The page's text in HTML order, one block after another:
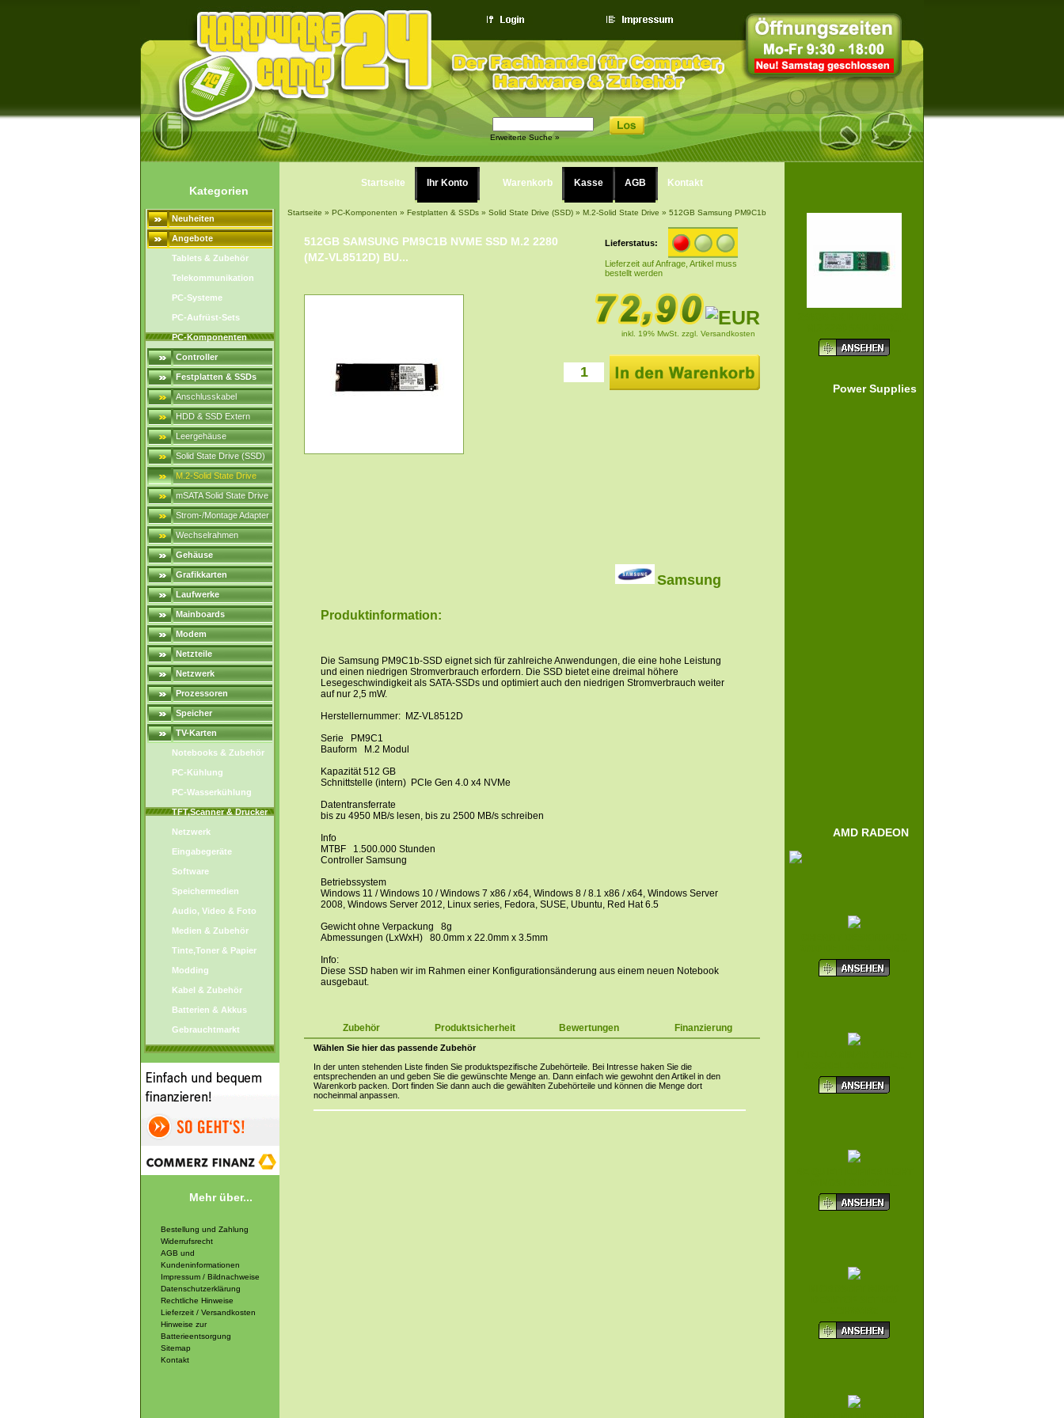
Erweiterte Suche »
Kategorien
Neuheiten
Angebote
Tablets & Zubehör
Telekommunikation
PC-Systeme
PC-Aufrüst-Sets
PC-Komponenten
Controller
Festplatten & SSDs
Anschlusskabel
HDD & SSD Extern
Leergehäuse
Solid State Drive (SSD)
M.2-Solid State Drive
mSATA Solid State Drive
Strom-/Montage Adapter
Wechselrahmen
Gehäuse
Grafikkarten
Laufwerke
Mainboards
Modem
Netzteile
Netzwerk
Prozessoren
Speicher
TV-Karten
Notebooks & Zubehör
PC-Kühlung
PC-Wasserkühlung
TFT,Scanner & Drucker
Netzwerk
Eingabegeräte
Software
Speichermedien
Audio, Video & Foto
Medien & Zubehör
Tinte,Toner & Papier
Modding
Kabel & Zubehör
Batterien & Akkus
Gebrauchtmarkt
Mehr über...
Bestellung und Zahlung
Widerrufsrecht
AGB und
Kundeninformationen
Impressum / Bildnachweise
Datenschutzerklärung
Rechtliche Hinweise
Lieferzeit / Versandkosten
Hinweise zur
Batterieentsorgung
Sitemap
Kontakt
Startseite Ihr Konto Warenkorb Kasse AGB Kontakt
Startseite » PC-Komponenten » Festplatten & SSDs » Solid State Drive (SSD) » M.2-Solid State Drive » 512GB Samsung PM9C1b
512GB SAMSUNG PM9C1B NVME SSD M.2 2280
(MZ-VL8512D) BU...
Lieferstatus:
Lieferzeit auf Anfrage, Artikel muss
bestellt werden
inkl. 19% MwSt. zzgl. Versandkosten
Samsung
Produktinformation:
Die Samsung PM9C1b-SSD eignet sich für zahlreiche Anwendungen, die eine hohe Leistung
und einen niedrigen Stromverbrauch erfordern. Die SSD bietet eine dreimal höhere
Lesegeschwindigkeit als SATA-SSDs und optimiert auch den niedrigen Stromverbrauch weiter
auf nur 2,5 mW.
Herstellernummer: MZ-VL8512D
Serie PM9C1
Bauform M.2 Modul
Kapazität 512 GB
Schnittstelle (intern) PCIe Gen 4.0 x4 NVMe
Datentransferrate
bis zu 4950 MB/s lesen, bis zu 2500 MB/s schreiben
Info
MTBF 1.500.000 Stunden
Controller Samsung
Betriebssystem
Windows 11 / Windows 10 / Windows 7 x86 / x64, Windows 8 / 8.1 x86 / x64, Windows Server
2008, Windows Server 2012, Linux series, Fedora, SUSE, Ubuntu, Red Hat 6.5
Gewicht ohne Verpackung 8g
Abmessungen (LxWxH) 80.0mm x 22.0mm x 3.5mm
Info:
Diese SSD haben wir im Rahmen einer Konfigurationsänderung aus einem neuen Notebook
ausgebaut.
Zubehör Produktsicherheit Bewertungen Finanzierung
Wählen Sie hier das passende Zubehör
In der unten stehenden Liste finden Sie produktspezifische Zubehörteile. Bei Intresse haken Sie die
entsprechenden an und geben Sie die gewünschte Menge an. Dann einfach wie gewohnt den Artikel in den
Warenkorb packen. Dort finden Sie dann auch die gewählten Zubehörteile und können die Menge dort
nocheinmal anpassen.
Power Supplies
AMD RADEON